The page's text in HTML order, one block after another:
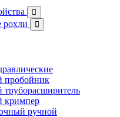
рохли
пробойник
труборасширитель
кримпер
ручной